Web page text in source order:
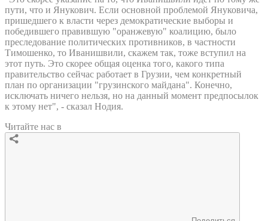
пути, что и Янукович. Если основной проблемой Януковича,
пришедшего к власти через демократические выборы и
победившего правившую "оранжевую" коалицию, было
преследование политических противников, в частности
Тимошенко, то Иванишвили, скажем так, тоже вступил на
этот путь. Это скорее общая оценка того, какого типа
правительство сейчас работает в Грузии, чем конкретный
план по организации "грузинского майдана". Конечно,
исключать ничего нельзя, но на данный момент предпосылок
к этому нет", - сказал Нодия.
Читайте нас в